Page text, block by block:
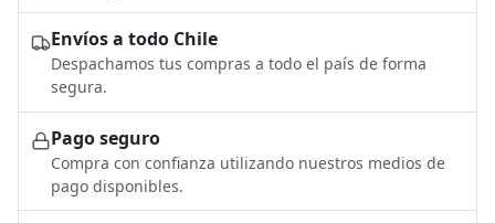
Envíos a todo Chile
Despachamos tus compras a todo el país de forma
segura.
Pago seguro
Compra con confianza utilizando nuestros medios de
pago disponibles.